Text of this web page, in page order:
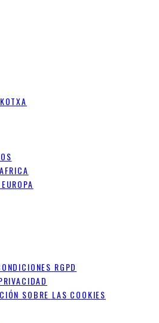
RGPD
SOBRE LAS COOKIES